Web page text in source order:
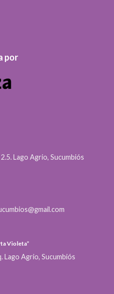
por
Lago Agrio, Sucumbiós
Violeta”
Lago Agrio, Sucumbiós